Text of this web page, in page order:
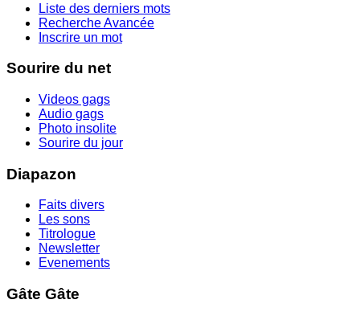
Liste des derniers mots
Recherche Avancée
Inscrire un mot
Sourire du net
Videos gags
Audio gags
Photo insolite
Sourire du jour
Diapazon
Faits divers
Les sons
Titrologue
Newsletter
Evenements
Gâte Gâte